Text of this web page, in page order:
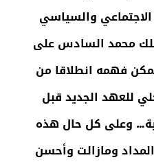
الاجتماعي والسياسي
محمد السادس على
يمكن فهمه انطلاقا من
للعهد الجديد قبل
وعلى كل حال هذه
ومازالت وأحسن